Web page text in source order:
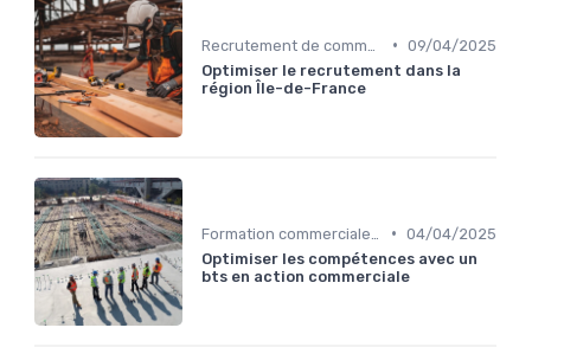
• 09/04/2025
Optimiser le recrutement dans la
région Île-de-France
• 04/04/2025
Optimiser les compétences avec un
bts en action commerciale